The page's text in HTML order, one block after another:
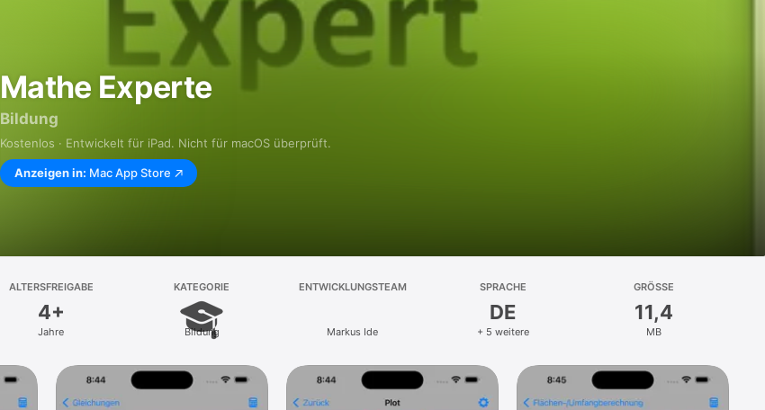
Mathe Experte
Bildung
Kostenlos · Entwickelt für iPad. Nicht für macOS überprüft.
Anzeigen in: Mac App Store
ALTERSFREIGABE
4+
Jahre
KATEGORIE
Bildung
ENTWICKLUNGSTEAM
Markus Ide
SPRACHE
DE
+ 5 weitere
GRÖSSE
11,4
MB